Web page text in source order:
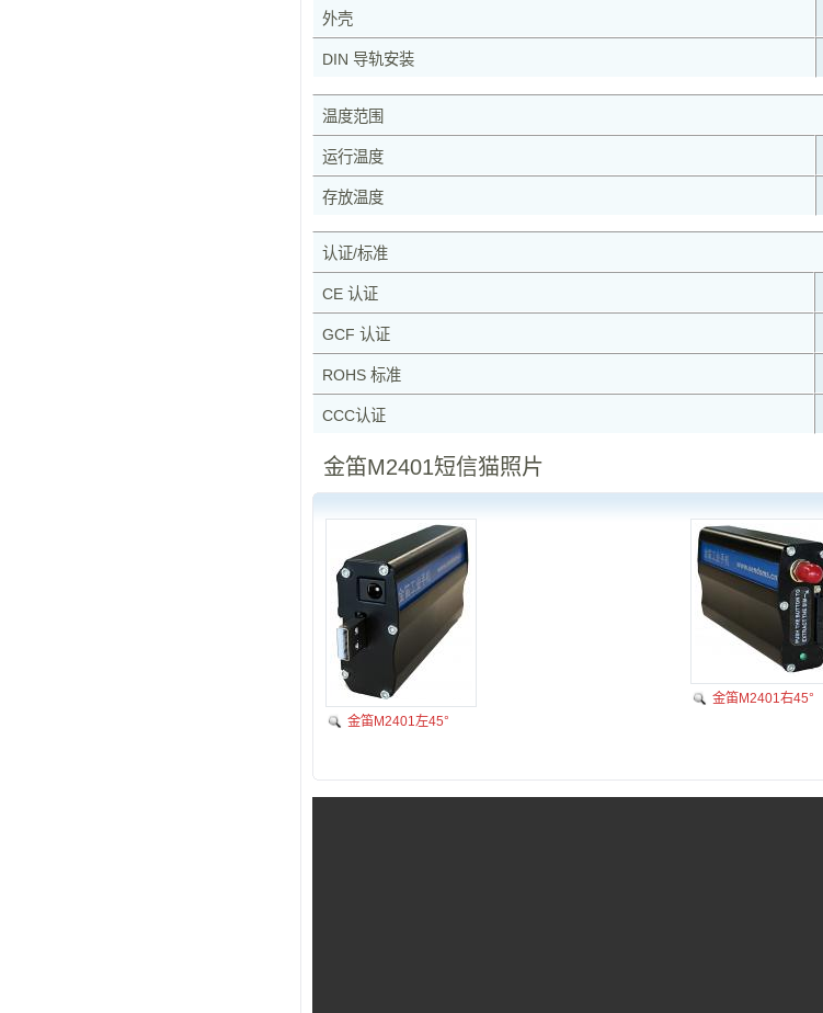
外壳
DIN 导轨安装
温度范围
运行温度
存放温度
认证/标准
CE 认证
GCF 认证
ROHS 标准
CCC认证
金笛M2401短信猫照片
金笛M2401左45°
金笛M2401右45°